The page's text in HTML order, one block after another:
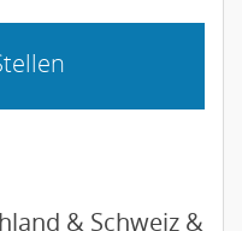
& Schweiz &